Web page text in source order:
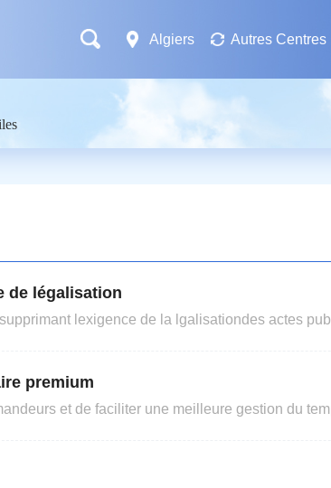
Algiers Autres Centres
de légalisation
lexigence de la lgalisationdes actes
premium
et de faciliter une meilleure gestion du